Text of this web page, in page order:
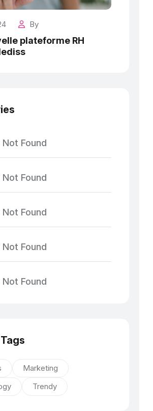
By
plateforme RH
Found
Found
Found
Found
Found
Marketing
Trendy